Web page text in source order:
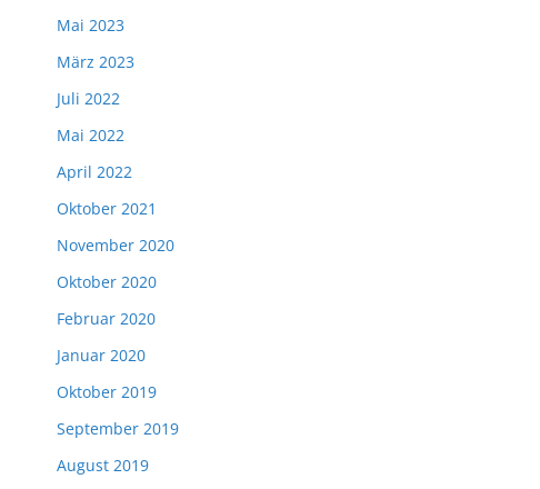
Mai 2023
März 2023
Juli 2022
Mai 2022
April 2022
Oktober 2021
November 2020
Oktober 2020
Februar 2020
Januar 2020
Oktober 2019
September 2019
August 2019